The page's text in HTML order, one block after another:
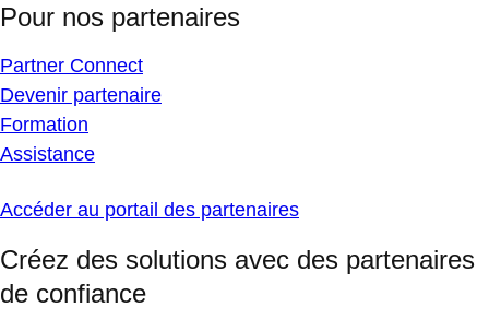
Pour nos partenaires
Partner Connect
Devenir partenaire
Formation
Assistance
Accéder au portail des partenaires
Créez des solutions avec des partenaires
de confiance